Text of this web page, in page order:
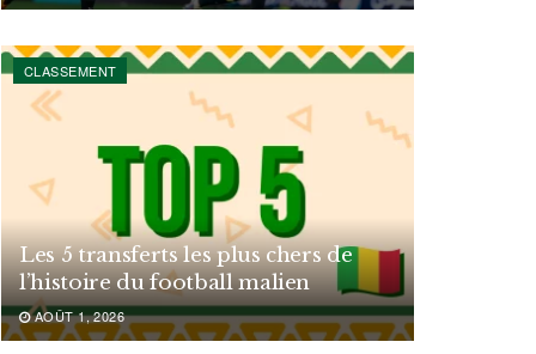
CLASSEMENT
Les 5 transferts les plus chers de
l’histoire du football malien
AOÛT 1, 2026